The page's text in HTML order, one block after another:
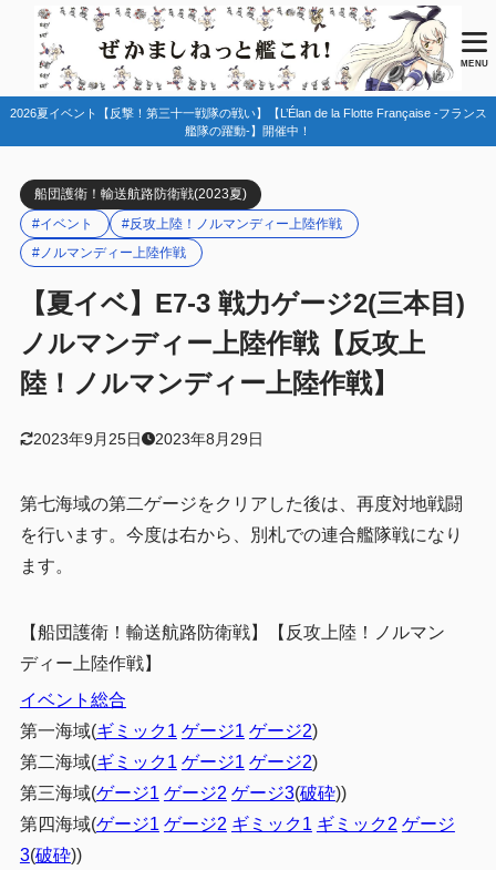
MENU
2026夏イベント【反撃！第三十一戦隊の戦い】【L’Élan de la Flotte Française -フランス
艦隊の躍動-】開催中！
船団護衛！輸送航路防衛戦(2023夏)
#イベント
#反攻上陸！ノルマンディー上陸作戦
#ノルマンディー上陸作戦
【夏イベ】E7-3 戦力ゲージ2(三本目)
ノルマンディー上陸作戦【反攻上
陸！ノルマンディー上陸作戦】
2023年9月25日 2023年8月29日
第七海域の第二ゲージをクリアした後は、再度対地戦闘
を行います。今度は右から、別札での連合艦隊戦になり
ます。
【船団護衛！輸送航路防衛戦】【反攻上陸！ノルマン
ディー上陸作戦】
イベント総合
第一海域(ギミック1 ゲージ1 ゲージ2)
第二海域(ギミック1 ゲージ1 ゲージ2)
第三海域(ゲージ1 ゲージ2 ゲージ3(破砕))
第四海域(ゲージ1 ゲージ2 ギミック1 ギミック2 ゲージ
3(破砕))
目次
1
1.1.1 空母機動部隊
1.2 敵編成
2.1 第一艦隊
2.3 支援艦隊
第一艦隊
3.3 基地航空隊
4 まとめ